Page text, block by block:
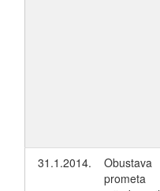
31.1.2014.
Obustava
prometa